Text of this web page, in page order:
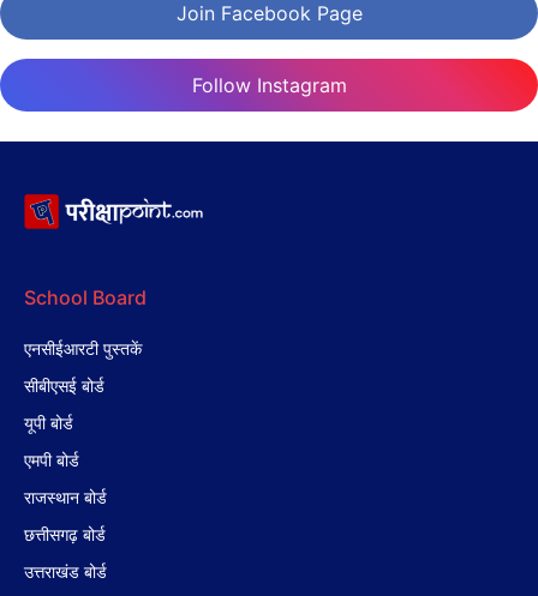
Join Facebook Page
Follow Instagram
School Board
एनसीईआरटी पुस्तकें
सीबीएसई बोर्ड
यूपी बोर्ड
एमपी बोर्ड
राजस्थान बोर्ड
छत्तीसगढ़ बोर्ड
उत्तराखंड बोर्ड